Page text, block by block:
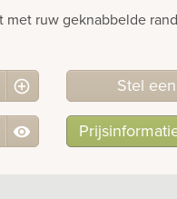
met ruw geknabbelde
Stel een